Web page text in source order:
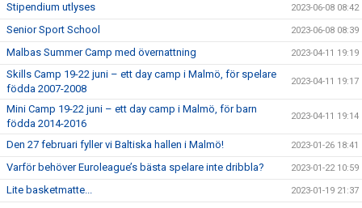
Stipendium utlyses 2023-06-08 08:42
Senior Sport School 2023-06-08 08:39
Malbas Summer Camp med övernattning 2023-04-11 19:19
Skills Camp 19-22 juni – ett day camp i Malmö, för spelare
födda 2007-2008
2023-04-11 19:17
Mini Camp 19-22 juni – ett day camp i Malmö, för barn
födda 2014-2016
2023-04-11 19:14
Den 27 februari fyller vi Baltiska hallen i Malmö! 2023-01-26 18:41
Varför behöver Euroleague’s bästa spelare inte dribbla? 2023-01-22 10:59
Lite basketmatte... 2023-01-19 21:37